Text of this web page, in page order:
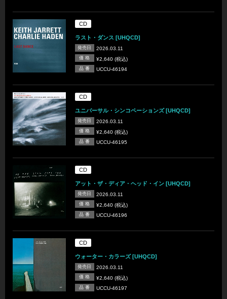
CD
ラスト・ダンス [UHQCD]
発売日 2026.03.11
価 格 ¥2,640 (税込)
品 番 UCCU-46194
CD
ユニバーサル・シンコペーションズ [UHQCD]
発売日 2026.03.11
価 格 ¥2,640 (税込)
品 番 UCCU-46195
CD
アット・ザ・ディア・ヘッド・イン [UHQCD]
発売日 2026.03.11
価 格 ¥2,640 (税込)
品 番 UCCU-46196
CD
ウォーター・カラーズ [UHQCD]
発売日 2026.03.11
価 格 ¥2,640 (税込)
品 番 UCCU-46197